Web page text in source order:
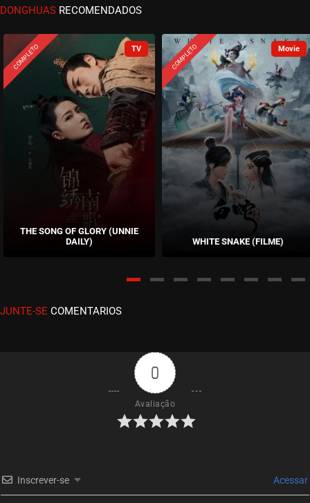
ASSISTIDO
EPISÓDIO 54
ASSISTIDO
EPISÓDIO 53
dezembro 27, 2020
ASSISTIDO
EPISÓDIO 52
dezembro 27, 2020
EPISÓDIO 51
dezembro 27, 2020
ASSISTIDO
EPISÓDIO 49
dezembro 26, 2020
EPISÓDIO 48
EPISÓDIO 47
DONGHUAS RECOMENDADOS
COMPLETO
THE SONG OF GLORY (UNNIE
DAILY)
COMPLETO
WHITE SNAKE (FILME)
JUNTE-SE COMENTARIOS
0
Avaliação
Inscrever-se Acessar